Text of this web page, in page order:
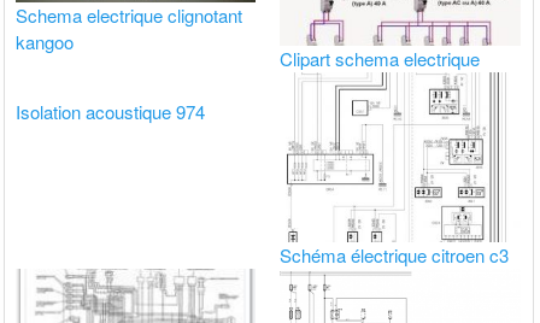
Schema electrique clignotant
kangoo
Clipart schema electrique
Isolation acoustique 974
Schéma électrique citroen c3